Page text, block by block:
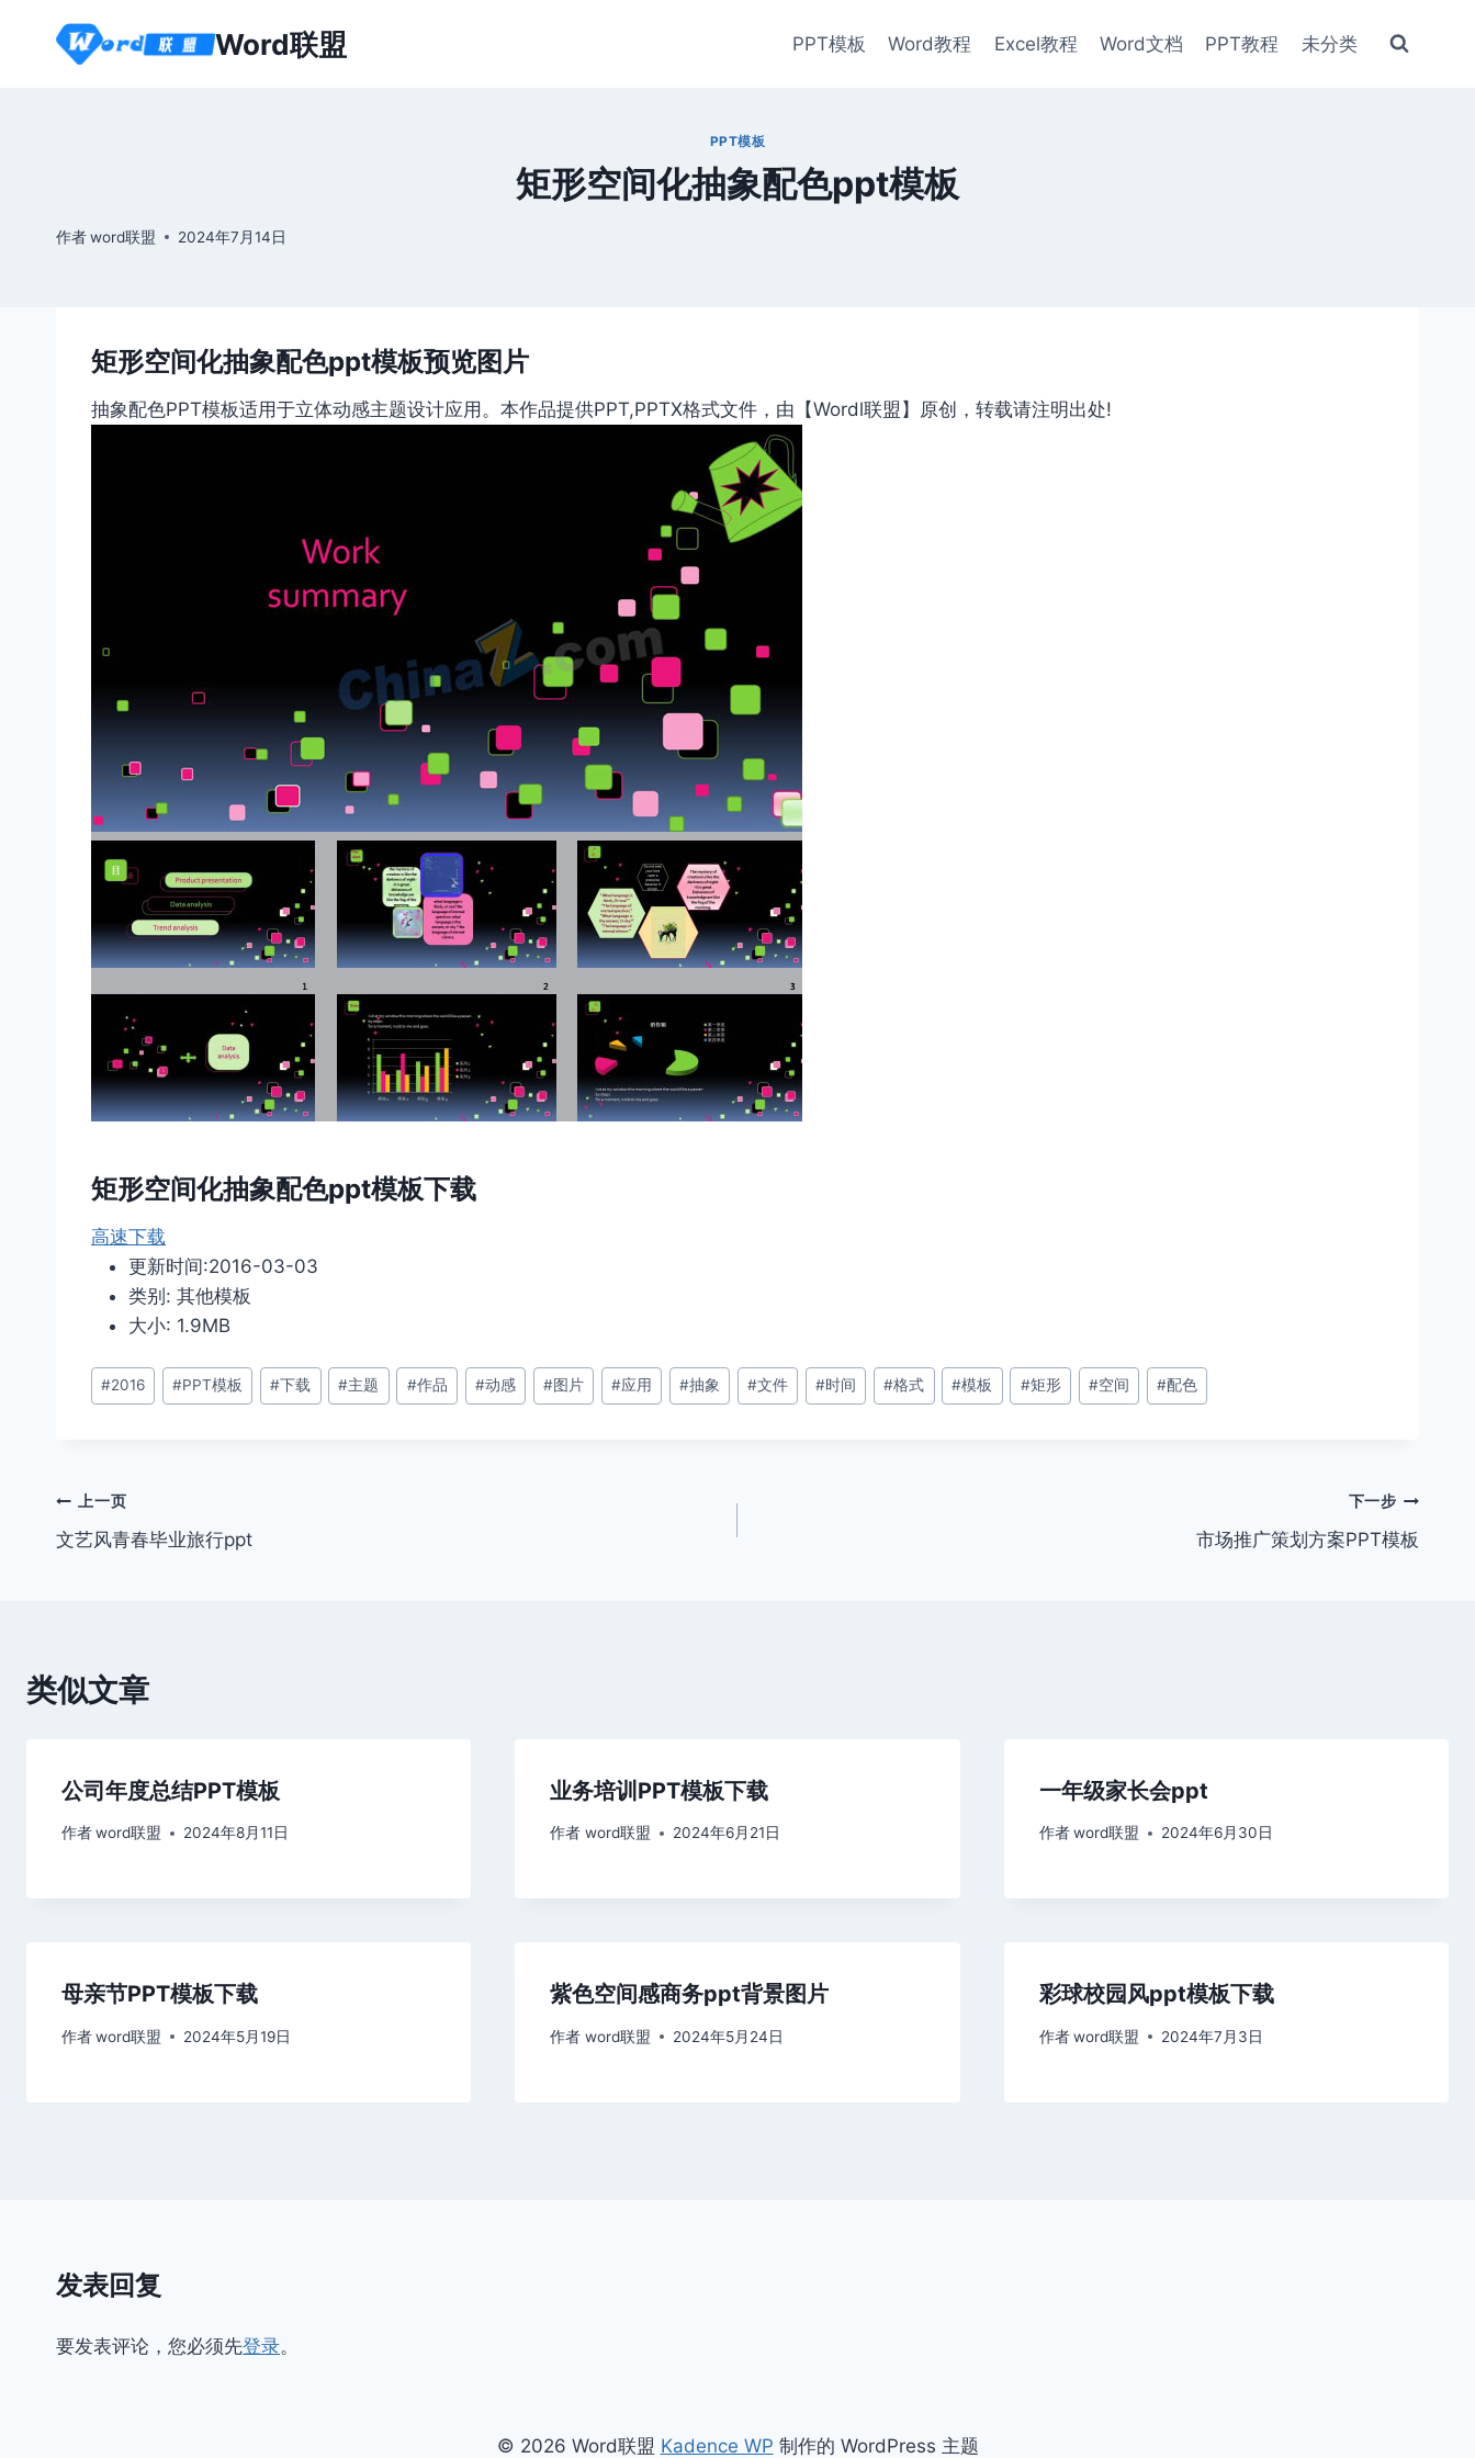
Word联盟 PPT模板 Word教程 Excel教程 Word文档 PPT教程 未分类
PPT模板
矩形空间化抽象配色ppt模板
作者word联盟 2024年7月14日
矩形空间化抽象配色ppt模板预览图片
抽象配色PPT模板适用于立体动感主题设计应用。本作品提供PPT,PPTX格式文件，由【Wordl联盟】原创，转载请注明出处!
矩形空间化抽象配色ppt模板下载
高速下载
更新时间:2016-03-03
类别: 其他模板
大小: 1.9MB
文
章
#2016 #PPT模板 #下载 #主题 #作品 #动感 #图片 #应用 #抽象 #文件 #时间 #格式 #模板 #矩形 #空间 #配色
文
章
上一页
文艺风青春毕业旅行ppt
下一步
市场推广策划方案PPT模板
类似文章
公司年度总结PPT模板
作者word联盟 2024年8月11日
业务培训PPT模板下载
作者 word联盟 2024年6月21日
一年级家长会ppt
作者 word联盟 2024年6月30日
母亲节PPT模板下载
作者word联盟 2024年5月19日
紫色空间感商务ppt背景图片
作者 word联盟 2024年5月24日
彩球校园风ppt模板下载
作者 word联盟 2024年7月3日
发表回复
要发表评论，您必须先登录。
© 2026 Word联盟 Kadence WP 制作的 WordPress 主题